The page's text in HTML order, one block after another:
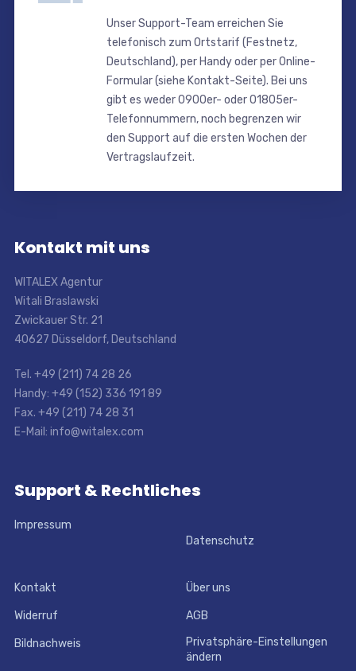
Unser Support-Team erreichen Sie
telefonisch zum Ortstarif (Festnetz,
Deutschland), per Handy oder per Online-
Formular (siehe Kontakt-Seite). Bei uns
gibt es weder 0900er- oder 01805er-
Telefonnummern, noch begrenzen wir
den Support auf die ersten Wochen der
Vertragslaufzeit.
Kontakt mit uns
WITALEX Agentur
Witali Braslawski
Zwickauer Str. 21
40627 Düsseldorf, Deutschland
Tel. +49 (211) 74 28 26
Handy: +49 (152) 336 191 89
Fax. +49 (211) 74 28 31
E-Mail: info@witalex.com
Support & Rechtliches
Impressum
Datenschutz
Kontakt Über uns
Widerruf AGB
Bildnachweis
Privatsphäre-Einstellungen
ändern